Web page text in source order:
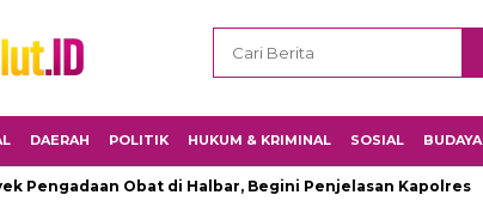
DAERAH POLITIK HUKUM & KRIMINAL SOSIAL BUDAYA
Pengadaan Obat di Halbar, Begini Penjelasan Kapolres